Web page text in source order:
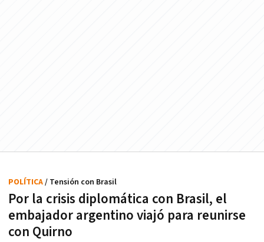
Por la crisis diplomática con Brasil, el
embajador argentino viajó para reunirse
con Quirno
POLÍTICA/ Tensión con Brasil